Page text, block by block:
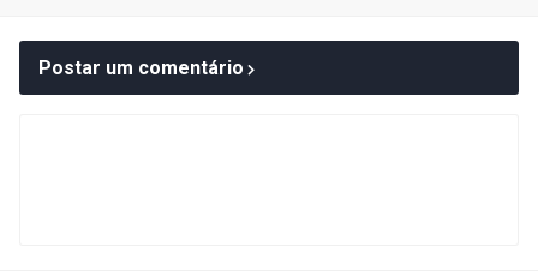
Postar um comentário